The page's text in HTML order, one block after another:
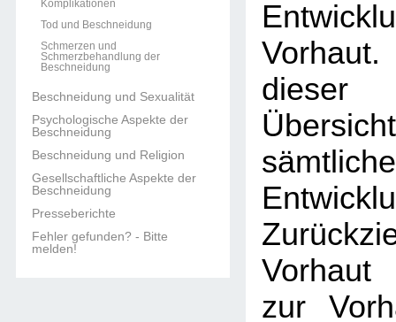
Komplikationen
Tod und Beschneidung
Schmerzen und
Schmerzbehandlung der
Beschneidung
Beschneidung und Sexualität
Psychologische Aspekte der
Beschneidung
Beschneidung und Religion
Gesellschaftliche Aspekte der
Beschneidung
Presseberichte
Fehler gefunden? - Bitte
melden!
dieser
zur